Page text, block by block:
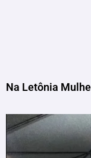
Na Letônia